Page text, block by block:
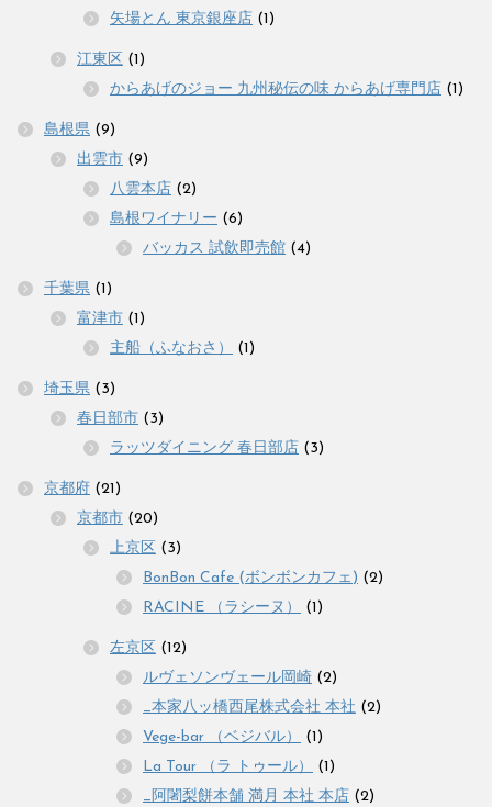
矢場とん 東京銀座店 (1)
江東区 (1)
からあげのジョー 九州秘伝の味 からあげ専門店 (1)
島根県 (9)
出雲市 (9)
八雲本店 (2)
島根ワイナリー (6)
バッカス 試飲即売館 (4)
千葉県 (1)
富津市 (1)
主船（ふなおさ）
(1)
埼玉県 (3)
春日部市 (3)
ラッツダイニング 春日部店 (3)
京都府 (21)
京都市 (20)
上京区 (3)
BonBon Cafe (ボンボンカフェ) (2)
RACINE （ラシーヌ）
(1)
左京区 (12)
ルヴェソンヴェール岡崎 (2)
_本家八ッ橋西尾株式会社 本社 (2)
Vege-bar （ベジバル）
(1)
La Tour （ラ トゥール）
(1)
_阿闍梨餅本舗 満月 本社 本店 (2)